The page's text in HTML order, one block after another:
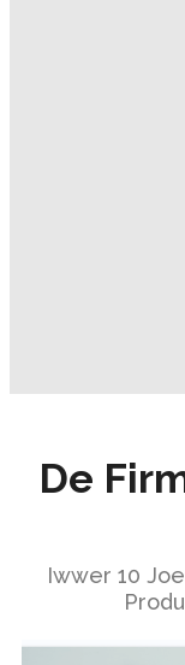
De
Iwwer 10